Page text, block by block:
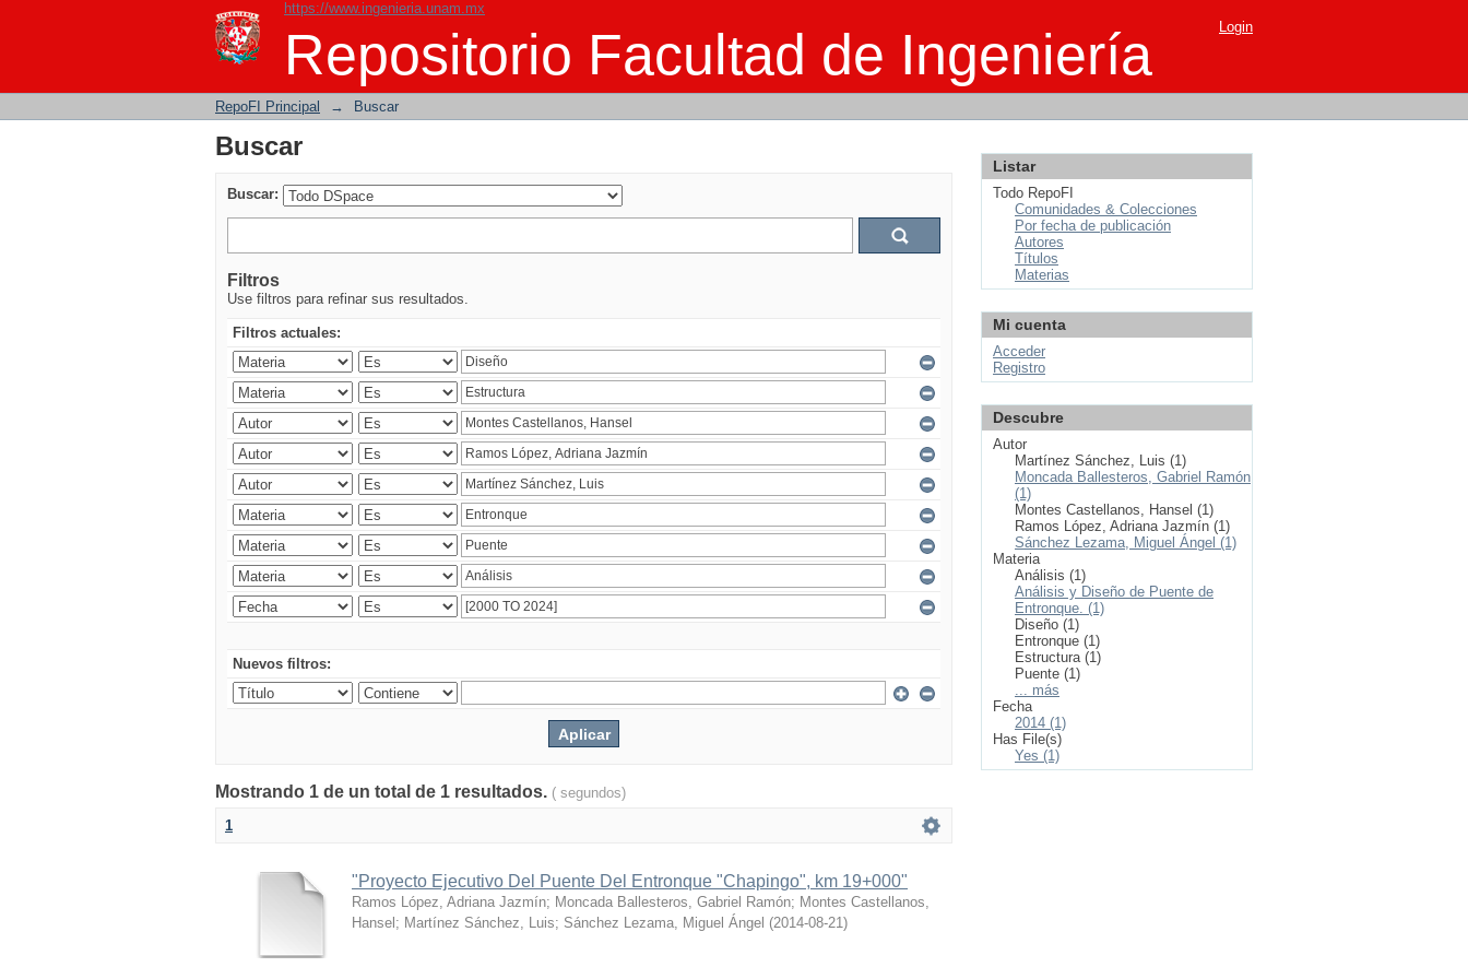
https://www.ingenieria.unam.mx
Repositorio Facultad de Ingeniería
Buscar Login
RepoFI Principal → Buscar
Buscar
Buscar:
Filtros
Use filtros para refinar sus resultados.
Filtros actuales:
Nuevos filtros:
Mostrando 1 de un total de 1 resultados. ( segundos)
1
"Proyecto Ejecutivo Del Puente Del Entronque "Chapingo", km 19+000"
Ramos López, Adriana Jazmín; Moncada Ballesteros, Gabriel Ramón; Montes Castellanos,
Hansel ; Martínez Sánchez, Luis; Sánchez Lezama, Miguel Ángel (2014-08-21)
Listar
Todo RepoFI
Comunidades & Colecciones
Por fecha de publicación
Autores
Títulos
Materias
Mi cuenta
Acceder
Registro
Descubre
Autor
Martínez Sánchez, Luis (1)
Moncada Ballesteros, Gabriel Ramón
(1)
Montes Castellanos, Hansel (1)
Ramos López, Adriana Jazmín (1)
Sánchez Lezama, Miguel Ángel (1)
Materia
Análisis (1)
Análisis y Diseño de Puente de
Entronque. (1)
Diseño (1)
Entronque (1)
Estructura (1)
Puente (1)
... más
Fecha
2014 (1)
Has File(s)
Yes (1)